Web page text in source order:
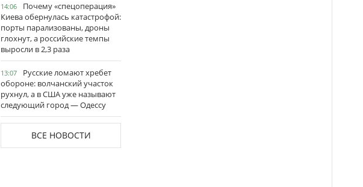
14:06
Почему «спецоперация»
Киева обернулась катастрофой:
порты парализованы, дроны
глохнут, а российские темпы
выросли в 2,3 раза
13:07
Русские ломают хребет
обороне: волчанский участок
рухнул, а в США уже называют
следующий город — Одессу
ВСЕ НОВОСТИ